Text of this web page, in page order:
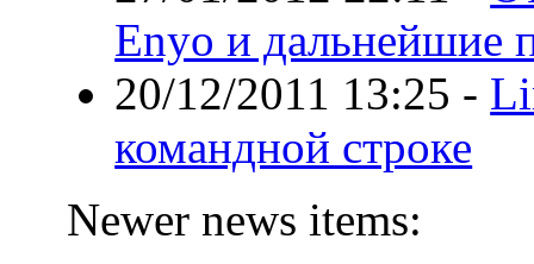
Enyo и дальнейшие
20/12/2011 13:25 -
командной строке
Newer news items: